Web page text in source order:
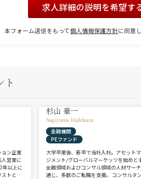
求人詳細の説明を希望す
本フォーム送信をもって個人情報保護方針に同意
ト
ン企業
営業に
年以上に
ストとし
杉山 豪一
Sugiyama Hidekazu
金融機関
PEファンド
大学卒業後、新卒で当社入社。アセット
ジメント/グローバルマーケッツを始めと
金融領域およびコンサル領域の人材サー
通じ、多数のご転職を支援。 コンサルタ